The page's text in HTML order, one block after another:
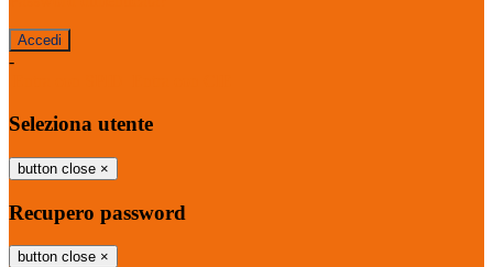
-
Seleziona utente
button close ×
Recupero password
button close ×